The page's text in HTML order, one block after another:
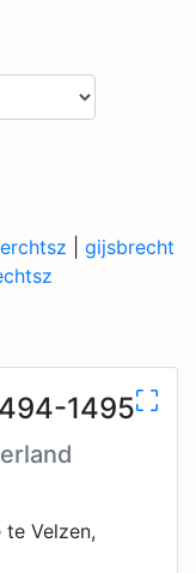
gijsbrecht
1495
Velzen,